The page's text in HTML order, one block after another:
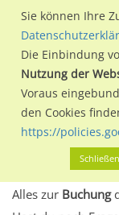
Fürstenberg) in
Wir erheben für
aktuelle
kannst du dich
Standort, seine
eventuelle
Werbeinhalten
Alles klar? Dann
Alles zur Buchung
Sie können Ihre
Die Einbindung
Nutzung der
Voraus
den Cookies
https://
Schließen